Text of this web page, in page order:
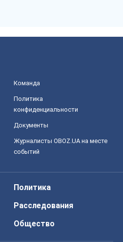
Команда
Политика
конфиденциальности
Документы
Журналисты OBOZ.UA на месте
событий
Политика
Расследования
Общество